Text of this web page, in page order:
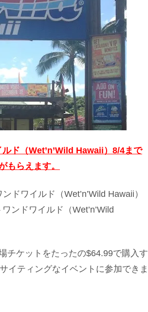
ド（Wet’n’Wild Hawaii）8/4まで
もらえます。
ドワイルド（Wet’n’Wild Hawaii）
ンドワイルド（Wet’n’Wild
チケットをたったの$64.99で購入す
イティングなイベントに参加できま